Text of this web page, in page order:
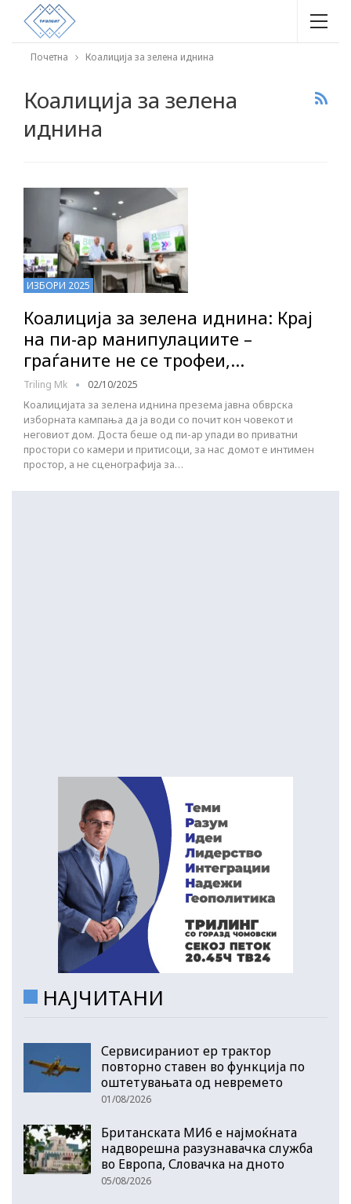
Почетна Коалиција за зелена иднина
Коалиција за зелена
иднина
ИЗБОРИ 2025
Коалиција за зелена иднина: Крај
на пи-ар манипулациите –
граѓаните не се трофеи,…
Triling Mk 02/10/2025
Коалицијата за зелена иднина презема јавна обврска
изборната кампања да ја води со почит кон човекот и
неговиот дом. Доста беше од пи-ар упади во приватни
простори со камери и притисоци, за нас домот е интимен
простор, а не сценографија за…
НАЈЧИТАНИ
Сервисираниот ер трактор
повторно ставен во функција по
оштетувањата од невремето
01/08/2026
Британската МИ6 е најмоќната
надворешна разузнавачка служба
во Европа, Словачка на дното
05/08/2026